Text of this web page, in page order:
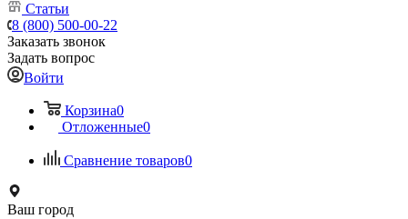
Статьи
8 (800) 500-00-22
Заказать звонок
Задать вопрос
Войти
Корзина0
Отложенные0
Сравнение товаров0
Ваш город